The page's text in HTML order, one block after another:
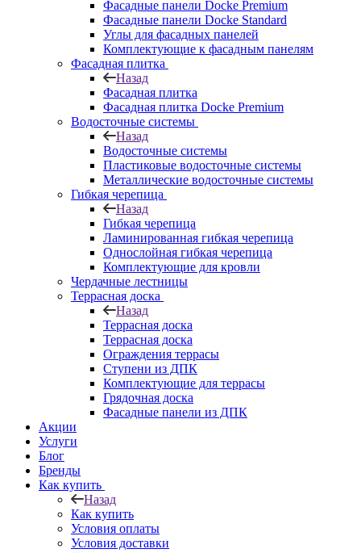
Фасадные панели Docke Premium
Фасадные панели Docke Standard
Углы для фасадных панелей
Комплектующие к фасадным панелям
Фасадная плитка
Назад
Фасадная плитка
Фасадная плитка Docke Premium
Водосточные системы
Назад
Водосточные системы
Пластиковые водосточные системы
Металлические водосточные системы
Гибкая черепица
Назад
Гибкая черепица
Ламинированная гибкая черепица
Однослойная гибкая черепица
Комплектующие для кровли
Чердачные лестницы
Террасная доска
Назад
Террасная доска
Террасная доска
Ограждения террасы
Ступени из ДПК
Комплектующие для террасы
Грядочная доска
Фасадные панели из ДПК
Акции
Услуги
Блог
Бренды
Как купить
Назад
Как купить
Условия оплаты
Условия доставки